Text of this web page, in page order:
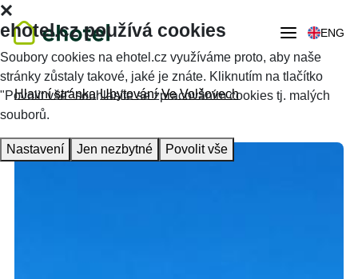
ENG
Hlavní stránka Ubytování Ve Volšovech
ehotel.cz používá cookies
Soubory cookies na ehotel.cz využíváme proto, aby naše
stránky zůstaly takové, jaké je znáte. Kliknutím na tlačítko
"Povolit vše" souhlasíte se zpracováním cookies tj. malých
souborů.
Nastavení Jen nezbytné Povolit vše